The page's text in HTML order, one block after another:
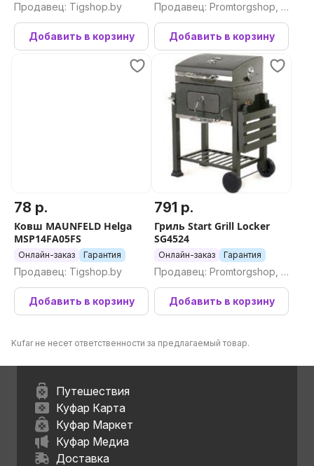
Продавец: Tigshop.by
Добавить в корзину
Продавец: Promtorgshop, П
ромторгшоп
Добавить в корзину
78 р.
Ковш MAUNFELD Helga
MSP14FA05FS
Онлайн-заказ Гарантия
Продавец: Tigshop.by
Добавить в корзину
791 р.
Гриль Start Grill Locker
SG4524
Онлайн-заказ Гарантия
Продавец: Promtorgshop, П
ромторгшоп
Добавить в корзину
Kufar не несет ответственности за предлагаемый товар.
Путешествия
Куфар Карта
Куфар Маркет
Куфар Медиа
Доставка